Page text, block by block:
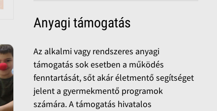
Anyagi támogatás
Az alkalmi vagy rendszeres anyagi
támogatás sok esetben a működés
fenntartását, sőt akár életmentő segítséget
jelent a gyermekmentő programok
számára. A támogatás hivatalos